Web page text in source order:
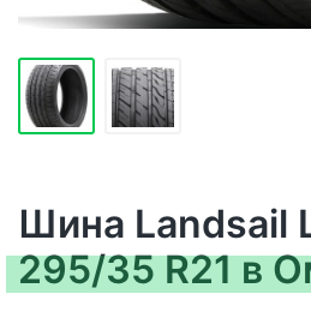
Шина Landsail
295/35 R21 в